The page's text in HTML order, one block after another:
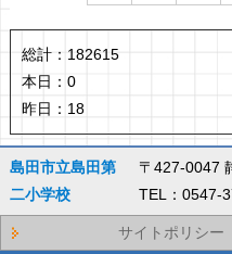
総計： 182615
本日： 0
昨日： 18
島田市立島田第
二小学校
〒427-0047
TEL：0547-
サイトポリシー